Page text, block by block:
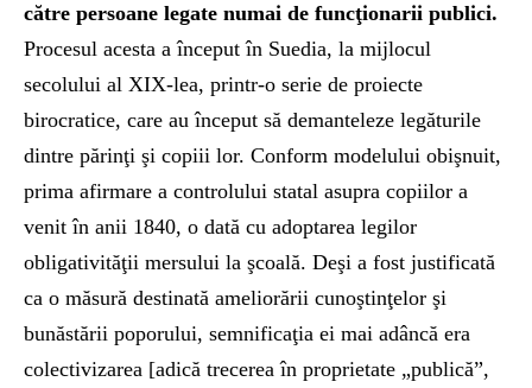
către persoane legate numai de funcţionarii publici.
Procesul acesta a început în Suedia, la mijlocul
secolului al XIX-lea, printr-o serie de proiecte
birocratice, care au început să demanteleze legăturile
dintre părinţi şi copiii lor. Conform modelului obişnuit,
prima afirmare a controlului statal asupra copiilor a
venit în anii 1840, o dată cu adoptarea legilor
obligativităţii mersului la şcoală. Deşi a fost justificată
ca o măsură destinată ameliorării cunoştinţelor şi
bunăstării poporului, semnificaţia ei mai adâncă era
colectivizarea [adică trecerea în proprietate „publică”,